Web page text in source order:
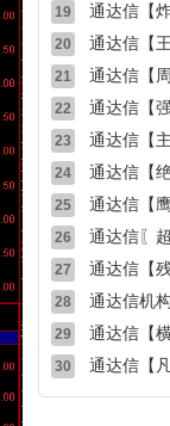
19 通达信【
20 通达信【
21 通达信【
22 通达信【
23 通达信【
24 通达信【
25 通达信【
26 通达信〖
27 通达信【
28 通达信机
29 通达信【
30 通达信【